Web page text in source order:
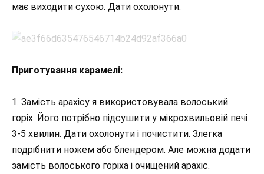
має виходити сухою. Дати охолонути.
Приготування карамелі:
1. Замість арахісу я використовувала волоський
горіх. Його потрібно підсушити у мікрохвильовій печі
3-5 хвилин. Дати охолонути і почистити. Злегка
подрібнити ножем або блендером. Але можна додати
замість волоського горіха і очищений арахіс.